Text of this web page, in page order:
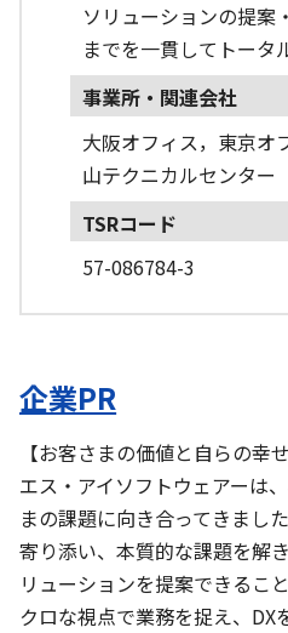
ソリューションの提案
までを一貫してトータ
事業所・関連会社
大阪オフィス，東京オ
山テクニカルセンター
TSRコード
57-086784-3
企業PR
【お客さまの価値と自らの幸
エス・アイソフトウェアーは
まの課題に向き合ってきまし
寄り添い、本質的な課題を解
リューションを提案できるこ
クロな視点で業務を捉え、